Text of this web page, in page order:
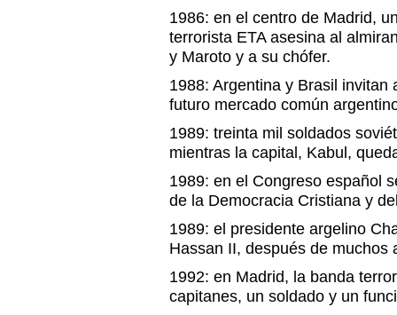
1986: en el centro de Madrid,
terrorista ETA asesina al
y Maroto y a su chófer.
1988: Argentina y Brasil invitan
futuro mercado común
1989: treinta mil soldados
mientras la capital, Kabul,
1989: en el Congreso español
de la Democracia Cristiana y
1989: el presidente argelino
Hassan II, después de muchos
1992: en Madrid, la banda
capitanes, un soldado y un